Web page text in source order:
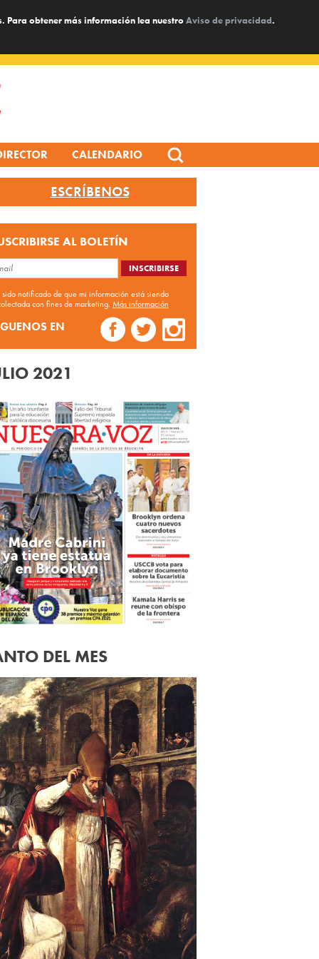
Para obtener más información lea nuestroAviso de privacidad.
CALENDARIO
Search
for:
ESCRÍBENOS
AL BOLETÍN
sido notificado de que mi información está siendo
con fines de marketing. Más información
EN
2021
DEL MES